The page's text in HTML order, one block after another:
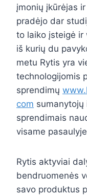
įmonių įkūrėjas
pradėjo dar
to laiko įsteigė ir
iš kurių du
metu Rytis yra
technologijomis
sprendimų
com sumanytojų
sprendimais
visame
Rytis aktyviai
bendruomenės
savo produktus